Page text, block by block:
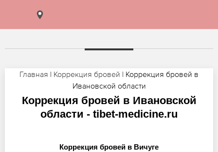
Главная | Коррекция бровей | Коррекция бровей в
Ивановской области
Коррекция бровей в Ивановской
области - tibet-medicine.ru
Коррекция бровей в Вичуге